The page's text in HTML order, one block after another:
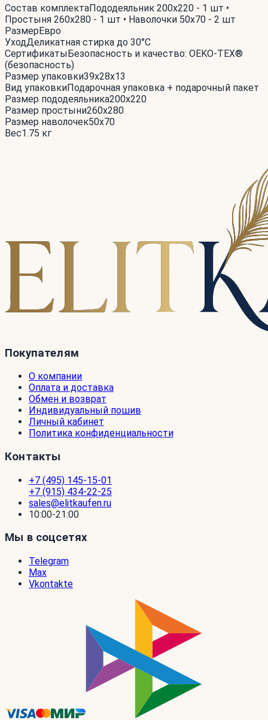
Состав комплектаПододеяльник 200x220 - 1 шт •
Простыня 260x280 - 1 шт • Наволочки 50x70 - 2 шт
РазмерЕвро
УходДеликатная стирка до 30°С
СертификатыБезопасность и качество: OEKO-TEX®
(безопасность)
Размер упаковки39x28x13
Вид упаковкиПодарочная упаковка + подарочный пакет
Размер пододеяльника200x220
Размер простыни260x280
Размер наволочек50x70
Вес1.75 кг
Покупателям
О компании
Оплата и доставка
Обмен и возврат
Индивидуальный пошив
Личный кабинет
Политика конфиденциальности
Контакты
+7 (495) 145-15-01
+7 (915) 434-22-25
sales@elitkaufen.ru
10:00-21:00
Мы в соцсетях
Telegram
Max
Vkontakte